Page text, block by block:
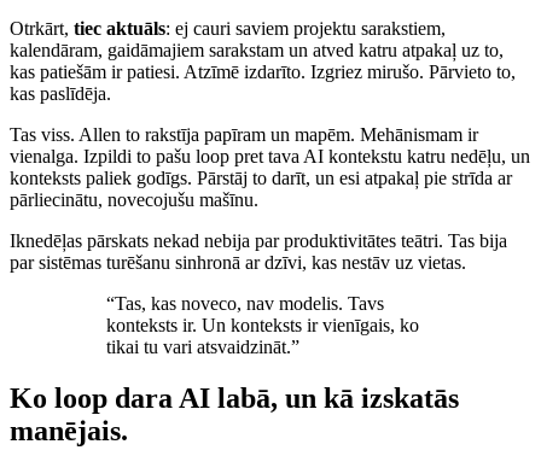
Otrkārt, tiec aktuāls: ej cauri saviem projektu sarakstiem,
kalendāram, gaidāmajiem sarakstam un atved katru atpakaļ uz to,
kas patiešām ir patiesi. Atzīmē izdarīto. Izgriez mirušo. Pārvieto to,
kas paslīdēja.
Tas viss. Allen to rakstīja papīram un mapēm. Mehānismam ir
vienalga. Izpildi to pašu loop pret tava AI kontekstu katru nedēļu, un
konteksts paliek godīgs. Pārstāj to darīt, un esi atpakaļ pie strīda ar
pārliecinātu, novecojušu mašīnu.
Iknedēļas pārskats nekad nebija par produktivitātes teātri. Tas bija
par sistēmas turēšanu sinhronā ar dzīvi, kas nestāv uz vietas.
“Tas, kas noveco, nav modelis. Tavs
konteksts ir. Un konteksts ir vienīgais, ko
tikai tu vari atsvaidzināt.”
Ko loop dara AI labā, un kā izskatās
manējais.